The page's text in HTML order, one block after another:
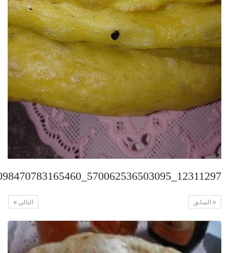
12311297_570062536503095_8817098470783165460_n
التالي السابق